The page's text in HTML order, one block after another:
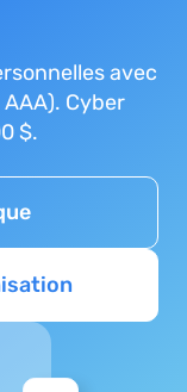
avec
Cyber
$.